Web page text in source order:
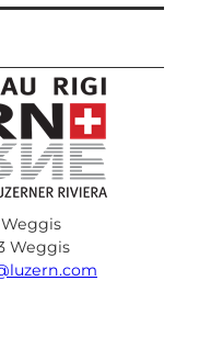
Weggis